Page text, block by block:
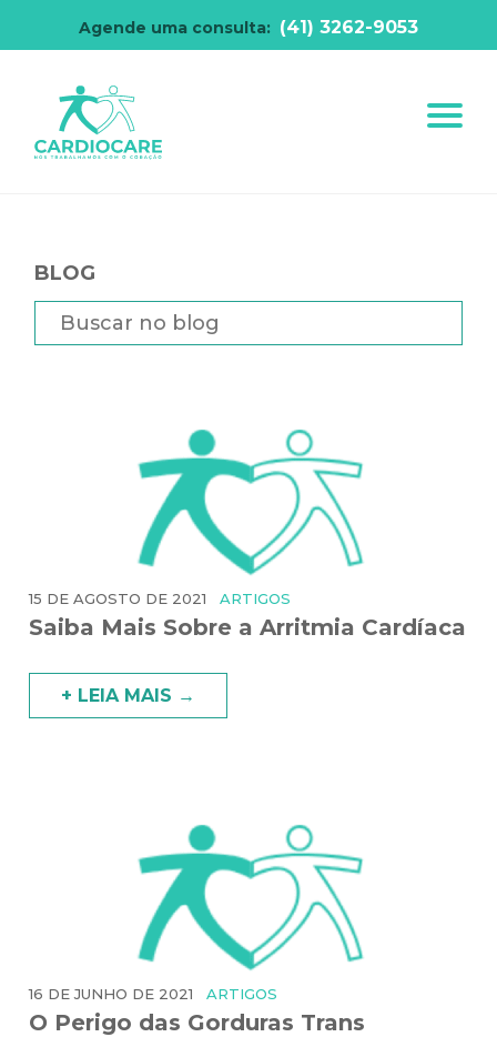
Agende uma consulta: (41) 3262-9053
BLOG
15 DE AGOSTO DE 2021 ARTIGOS
Saiba Mais Sobre a Arritmia Cardíaca
+ LEIA MAIS →
16 DE JUNHO DE 2021 ARTIGOS
O Perigo das Gorduras Trans